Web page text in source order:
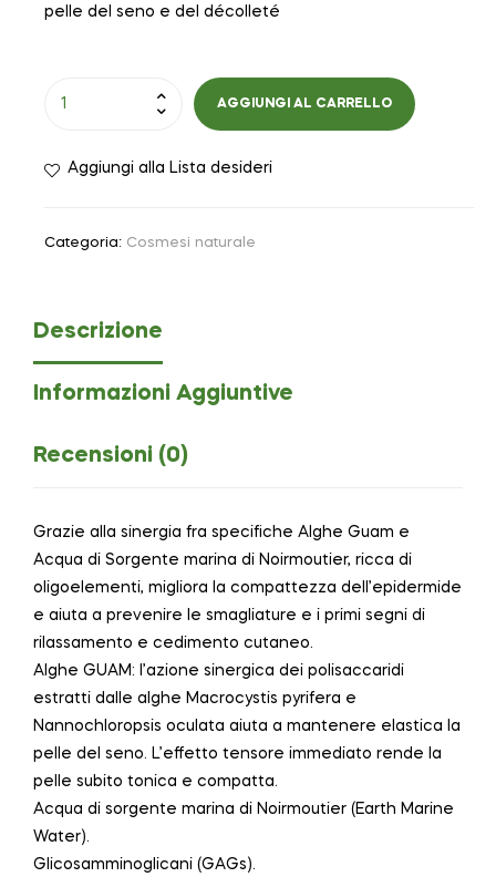
pelle del seno e del décolleté
AGGIUNGI AL CARRELLO
Aggiungi alla Lista desideri
Categoria: Cosmesi naturale
Descrizione
Informazioni Aggiuntive
Recensioni (0)
Grazie alla sinergia fra specifiche Alghe Guam e
Acqua di Sorgente marina di Noirmoutier, ricca di
oligoelementi, migliora la compattezza dell’epidermide
e aiuta a prevenire le smagliature e i primi segni di
rilassamento e cedimento cutaneo.
Alghe GUAM: l’azione sinergica dei polisaccaridi
estratti dalle alghe Macrocystis pyrifera e
Nannochloropsis oculata aiuta a mantenere elastica la
pelle del seno. L’effetto tensore immediato rende la
pelle subito tonica e compatta.
Acqua di sorgente marina di Noirmoutier (Earth Marine
Water).
Glicosamminoglicani (GAGs).